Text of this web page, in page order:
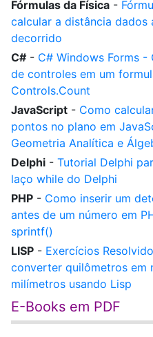
Fórmulas da Física -
calcular a distância
decorrido
C# - C# Windows Forms
de controles em um
Controls.Count
JavaScript - Como
pontos no plano em
Geometria Analítica e
Delphi - Tutorial Delphi
laço while do Delphi
PHP - Como inserir um
antes de um número em
sprintf()
LISP - Exercícios
converter quilômetros em
milímetros usando Lisp
E-Books em PDF